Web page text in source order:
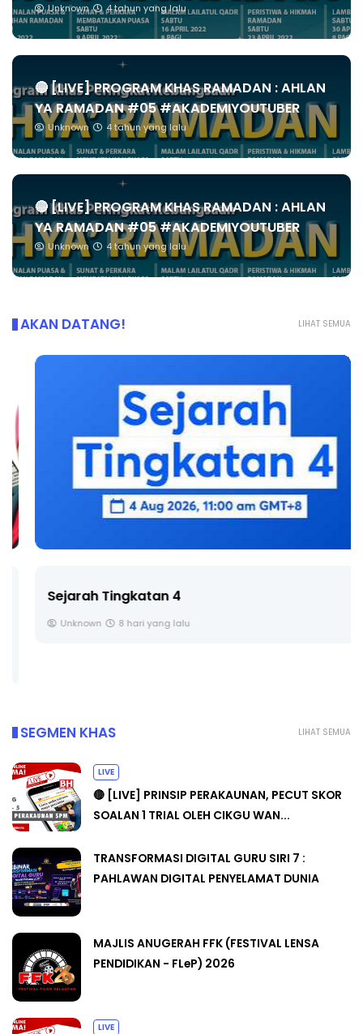
Unknown 4 tahun yang lalu
🔴 [LIVE] PROGRAM KHAS RAMADAN : AHLAN
YA RAMADAN #05 #AKADEMIYOUTUBER
Unknown 4 tahun yang lalu
🔴 [LIVE] PROGRAM KHAS RAMADAN : AHLAN
YA RAMADAN #05 #AKADEMIYOUTUBER
Unknown 4 tahun yang lalu
LIHAT SEMUA
AKAN DATANG!
Sejarah Tingkatan 4
Unknown 8 hari yang lalu
LIHAT SEMUA
SEGMEN KHAS
LIVE
🔴 [LIVE] PRINSIP PERAKAUNAN, PECUT SKOR
SOALAN 1 TRIAL OLEH CIKGU WAN...
TRANSFORMASI DIGITAL GURU SIRI 7 :
PAHLAWAN DIGITAL PENYELAMAT DUNIA
MAJLIS ANUGERAH FFK (FESTIVAL LENSA
PENDIDIKAN - FLeP) 2026
LIVE